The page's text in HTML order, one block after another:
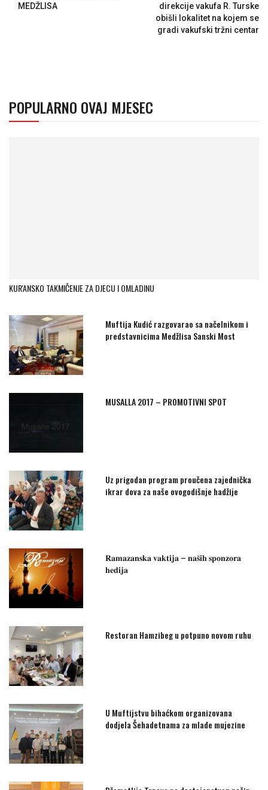
MEDŽLISA
direkcije vakufa R. Turske
obišli lokalitet na kojem se
gradi vakufski tržni centar
POPULARNO OVAJ MJESEC
KUR'ANSKO TAKMIČENJE ZA DJECU I OMLADINU
Muftija Kudić razgovarao sa načelnikom i
predstavnicima Medžlisa Sanski Most
MUSALLA 2017 – PROMOTIVNI SPOT
Uz prigodan program proučena zajednička
ikrar dova za naše ovogodišnje hadžije
𝐑𝐚𝐦𝐚𝐳𝐚𝐧𝐬𝐤𝐚 𝐯𝐚𝐤𝐭𝐢𝐣𝐚 – 𝐧𝐚𝐬̌𝐢𝐡 𝐬𝐩𝐨𝐧𝐳𝐨𝐫𝐚
𝐡𝐞𝐝𝐢𝐣𝐚
Restoran Hamzibeg u potpuno novom ruhu
U Muftijstvu bihaćkom organizovana
dodjela Šehadetnama za mlade mujezine